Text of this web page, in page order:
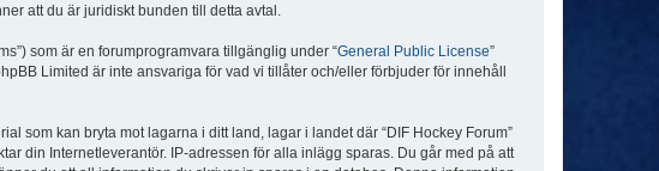
att du är juridiskt bunden till detta avtal.
som är en forumprogramvara tillgänglig under “General Public License”
Limited är inte ansvariga för vad vi tillåter och/eller förbjuder för innehåll
som kan bryta mot lagarna i ditt land, lagar i landet där “DIF Hockey Forum”
din Internetleverantör. IP-adressen för alla inlägg sparas. Du går med på att